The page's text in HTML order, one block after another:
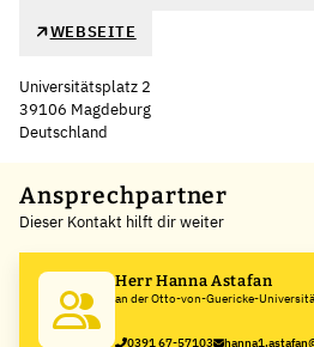
WEBSEITE
Universitätsplatz 2
39106 Magdeburg
Deutschland
+
−
Ansprechpartner
Dieser Kontakt hilft dir weiter
Herr Hanna Astafan
an der Otto-von-Guericke-
0391 67-57103